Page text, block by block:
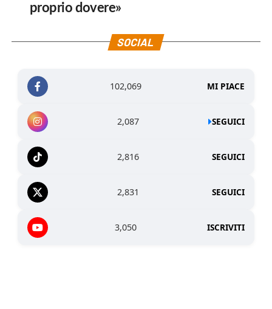
proprio dovere»
SOCIAL
102,069 MI PIACE
2,087 SEGUICI
2,816 SEGUICI
2,831 SEGUICI
3,050 ISCRIVITI